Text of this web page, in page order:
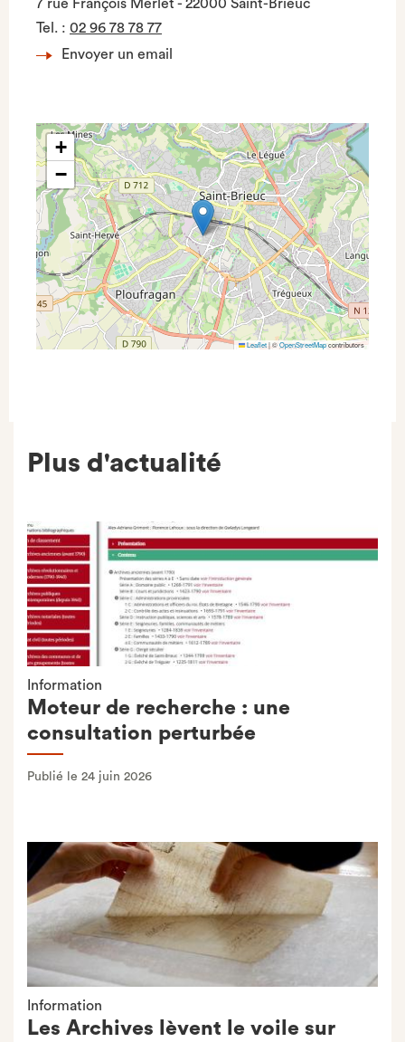
7 rue François Merlet - 22000 Saint-Brieuc
Tel. : 02 96 78 78 77
Envoyer un email
+
−
Leaflet|©OpenStreetMapcontributors
Plus d'actualité
Information
Moteur de recherche : une
consultation perturbée
Publié le 24 juin 2026
Information
Les Archives lèvent le voile sur